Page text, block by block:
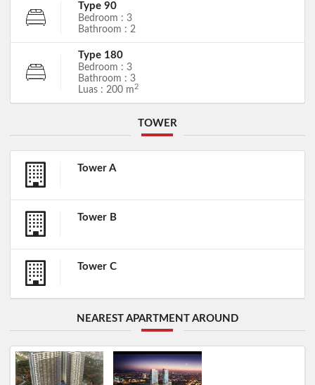
Type 90
Bedroom : 3
Bathroom : 2
Type 180
Bedroom : 3
Bathroom : 3
Luas : 200 m 2
TOWER
Tower A
Tower B
Tower C
NEAREST APARTMENT AROUND